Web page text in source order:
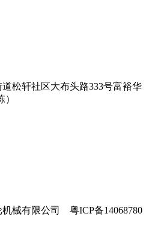
松轩社区大布头路333号富裕华
械有限公司 粤ICP备14068780